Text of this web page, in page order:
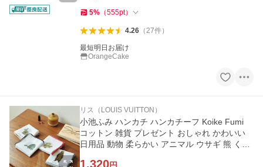
5% （555pt）
4.26（27件）
最短明日お届け
OrangeCake
リス（LOUIS VUITTON）
小池ふみ ハンカチ ハンカチーフ Koike Fumi
コットン 雑貨 プレゼント おしゃれ かわいい
日用品 動物 柔らかい アニマル ウサギ 熊 くま
1,320